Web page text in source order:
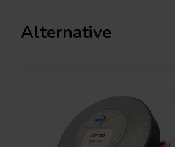
Questo driver a compressione si
L'utilizzo di un diaframma in triacetato
distorsioni e colorazioni. Il filo piatto
Alternative